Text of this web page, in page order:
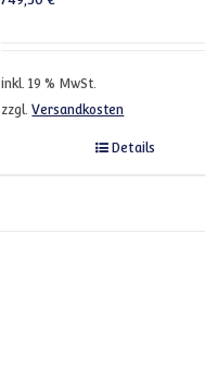
inkl. 19 % MwSt.
zzgl.Versandkosten
Details